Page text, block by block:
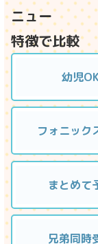
ニュー
特徴で比較
幼児
フォニック
まとめて
兄弟同時